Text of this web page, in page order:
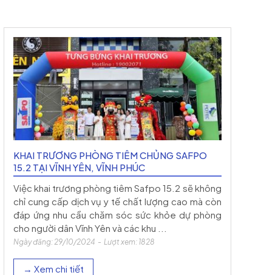
KHAI TRƯƠNG PHÒNG TIÊM CHỦNG SAFPO
15.2 TẠI VĨNH YÊN, VĨNH PHÚC
Việc khai trương phòng tiêm Safpo 15.2 sẽ không
chỉ cung cấp dịch vụ y tế chất lượng cao mà còn
đáp ứng nhu cầu chăm sóc sức khỏe dự phòng
cho người dân Vĩnh Yên và các khu ...
Ngày đăng: 29/10/2024 - Lượt xem: 1828
→ Xem chi tiết